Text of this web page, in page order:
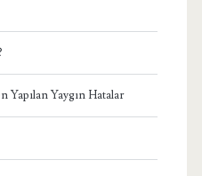
Yaygın Hatalar